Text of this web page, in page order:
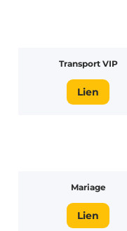
Transport VIP
Lien
Mariage
Lien